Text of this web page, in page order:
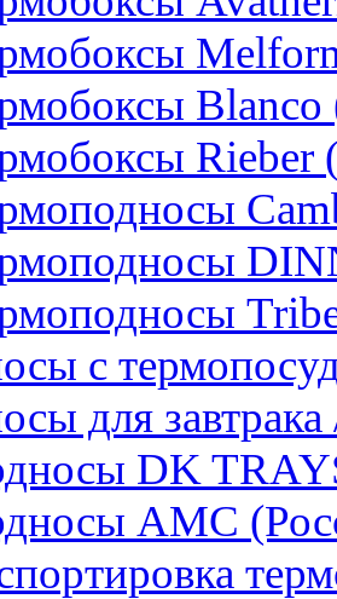
Blanco
Rieber
с
для завтрака
DK
AMC